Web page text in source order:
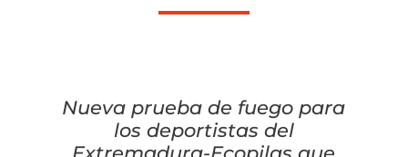
Cubiertas y cámaras
Equipaciones
Nueva prueba de fuego para
los deportistas del